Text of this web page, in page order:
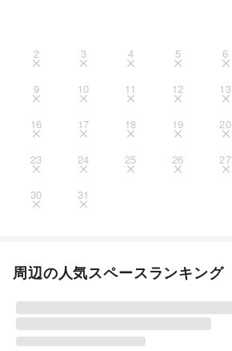
2 3 4 5 6
9 10 11 12 13
16 17 18 19 20
23 24 25 26 27
30 31
周辺の人気スペースランキング